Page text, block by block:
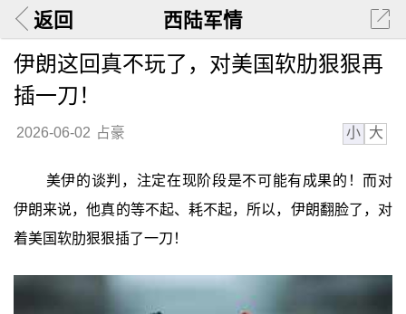
返回 西陆军情
伊朗这回真不玩了，对美国软肋狠狠再
插一刀！
2026-06-02 占豪 小 大
美伊的谈判，注定在现阶段是不可能有成果的！而对
伊朗来说，他真的等不起、耗不起，所以，伊朗翻脸了，对
着美国软肋狠狠插了一刀！